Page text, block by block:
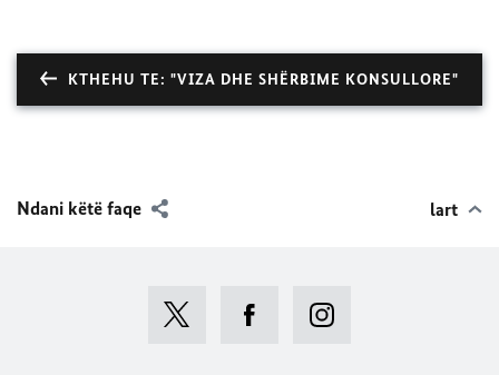
KTHEHU TE: "VIZA DHE SHËRBIME KONSULLORE"
Ndani këtë faqe lart